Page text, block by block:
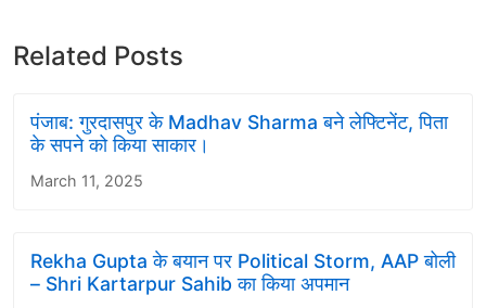
Related Posts
पंजाब: गुरदासपुर के Madhav Sharma बने लेफ्टिनेंट, पिता
के सपने को किया साकार।
March 11, 2025
Rekha Gupta के बयान पर Political Storm, AAP बोली
– Shri Kartarpur Sahib का किया अपमान